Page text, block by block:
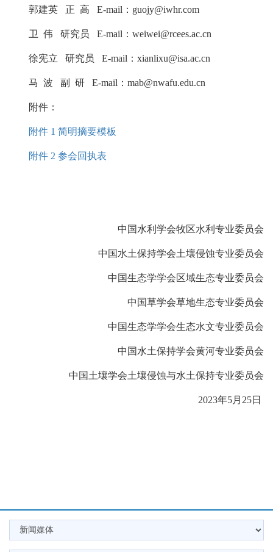
郭建英 正 高 E-mail：guojy@iwhr.com
卫 伟 研究员 E-mail：weiwei@rcees.ac.cn
徐宪立 研究员 E-mail：xianlixu@isa.ac.cn
马 波 副 研 E-mail：mab@nwafu.edu.cn
附件：
附件 1 简明摘要模板
附件 2 参会回执表
中国水利学会牧区水利专业委员会
中国水土保持学会土壤侵蚀专业委员会
中国生态学学会区域生态专业委员会
中国草学会草地生态专业委员会
中国生态学学会生态水文专业委员会
中国水土保持学会黄河专业委员会
中国土壤学会土壤侵蚀与水土保持专业委员会
2023年5月25日